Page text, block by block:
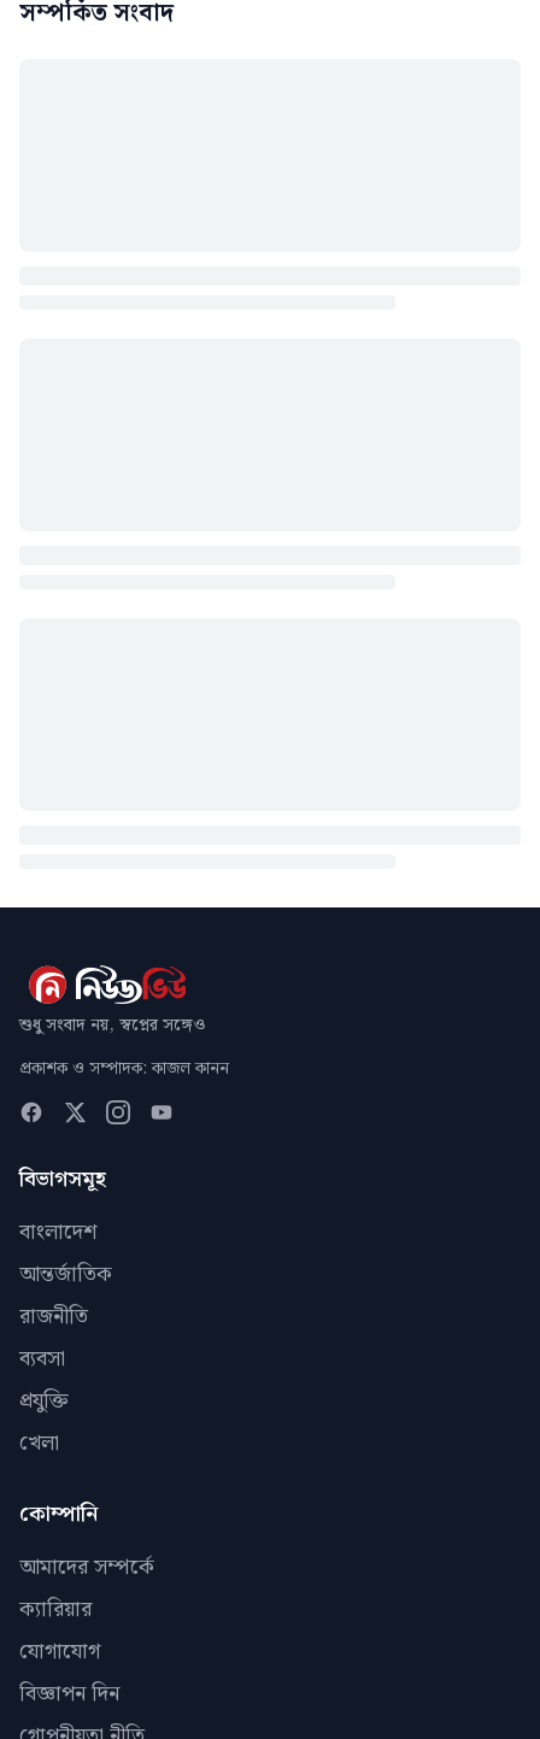
সম্পর্কিত সংবাদ
শুধু সংবাদ নয়, স্বপ্নের সঙ্গেও
প্রকাশক ও সম্পাদক: কাজল কানন
বিভাগসমূহ
বাংলাদেশ
আন্তর্জাতিক
রাজনীতি
ব্যবসা
প্রযুক্তি
খেলা
কোম্পানি
আমাদের সম্পর্কে
ক্যারিয়ার
যোগাযোগ
বিজ্ঞাপন দিন